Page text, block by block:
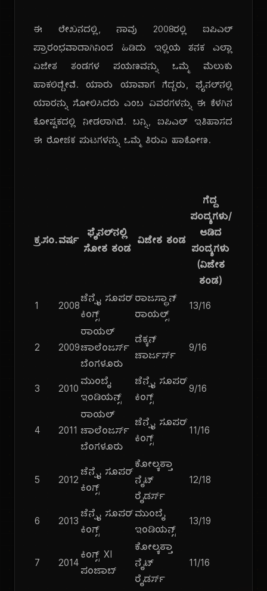
ಈ ಲೇಖನದಲ್ಲಿ, ನಾವು 2008ರಲ್ಲಿ ಐಪಿಎಲ್
ಪ್ರಾರಂಭವಾದಾಗಿನಿಂದ ಹಿಡಿದು ಇಲ್ಲಿಯ ತನಕ ಎಲ್ಲಾ
ವಿಜೇತ ತಂಡಗಳ ಪಯಣವನ್ನು ಒಮ್ಮೆ ಮೆಲುಕು
ಹಾಕಲಿದ್ದೇವೆ. ಯಾರು ಯಾವಾಗ ಗೆದ್ದರು, ಫೈನಲ್‌ನಲ್ಲಿ
ಯಾರನ್ನು ಸೋಲಿಸಿದರು ಎಂಬ ವಿವರಗಳನ್ನು ಈ ಕೆಳಗಿನ
ಕೋಷ್ಟಕದಲ್ಲಿ ನೀಡಲಾಗಿದೆ. ಬನ್ನಿ, ಐಪಿಎಲ್ ಇತಿಹಾಸದ
ಈ ರೋಚಕ ಪುಟಗಳನ್ನು ಒಮ್ಮೆ ತಿರುವಿ ಹಾಕೋಣ.
ಕ್ರ.ಸಂ.ವರ್ಷ
ಫೈನಲ್‌ನಲ್ಲಿ
ಸೋತ ತಂಡ
ವಿಜೇತ ತಂಡ
ಗೆದ್ದ
ಪಂದ್ಯಗಳು/
ಆಡಿದ
ಪಂದ್ಯಗಳು
(ವಿಜೇತ
ತಂಡ)
1
2008
ಚೆನ್ನೈ ಸೂಪರ್
ಕಿಂಗ್ಸ್
ರಾಜಸ್ಥಾನ್
ರಾಯಲ್ಸ್
13/16
2 2009
ರಾಯಲ್
ಚಾಲೆಂಜರ್ಸ್
ಬೆಂಗಳೂರು
ಡೆಕ್ಕನ್
ಚಾರ್ಜರ್ಸ್
9/16
3 2010
ಮುಂಬೈ
ಇಂಡಿಯನ್ಸ್
ಚೆನ್ನೈ ಸೂಪರ್
ಕಿಂಗ್ಸ್
9/16
4 2011
ರಾಯಲ್
ಚಾಲೆಂಜರ್ಸ್
ಬೆಂಗಳೂರು
ಚೆನ್ನೈ ಸೂಪರ್
ಕಿಂಗ್ಸ್
11/16
5 2012
ಚೆನ್ನೈ ಸೂಪರ್
ಕಿಂಗ್ಸ್
ಕೋಲ್ಕತ್ತಾ
ನೈಟ್
ರೈಡರ್ಸ್
12/18
6 2013
ಚೆನ್ನೈ ಸೂಪರ್
ಕಿಂಗ್ಸ್
ಮುಂಬೈ
ಇಂಡಿಯನ್ಸ್
13/19
7 2014
ಕಿಂಗ್ಸ್ XI
ಪಂಜಾಬ್
ಕೋಲ್ಕತ್ತಾ
ನೈಟ್
ರೈಡರ್ಸ್
11/16